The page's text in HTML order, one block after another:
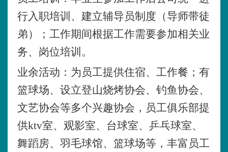
行入职培训、建立辅导员制度（导师带徒
弟）；工作期间根据工作需要参加相关业
务、岗位培训。
业余活动：为员工提供住宿、工作餐；有
篮球场、设立登山烧烤协会、钓鱼协会、
文艺协会等多个兴趣协会，员工俱乐部提
供ktv室、观影室、台球室、乒乓球室、
舞蹈房、羽毛球馆、篮球场等，丰富员工